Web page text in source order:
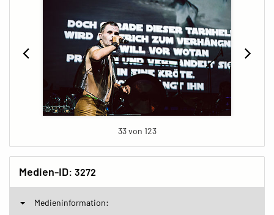
33 von 123
Medien-ID: 3272
Medieninformation: